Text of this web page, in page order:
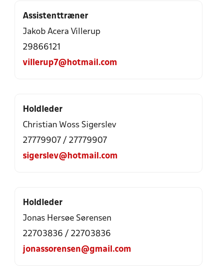
Assistenttræner
Jakob Acera Villerup
29866121
villerup7@hotmail.com
Holdleder
Christian Woss Sigerslev
27779907 / 27779907
sigerslev@hotmail.com
Holdleder
Jonas Hersøe Sørensen
22703836 / 22703836
jonassorensen@gmail.com